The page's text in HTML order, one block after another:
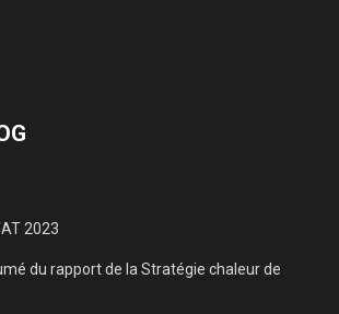
2023
du rapport de la Stratégie chaleur de